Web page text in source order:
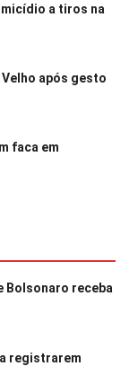
a tiros na
após gesto
faca em
Bolsonaro receba
registrarem